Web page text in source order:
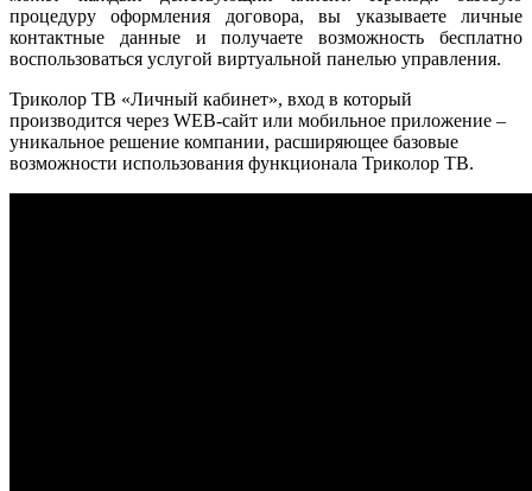
процедуру оформления договора, вы указываете личные
контактные данные и получаете возможность бесплатно
воспользоваться услугой виртуальной панелью управления.
Триколор ТВ «Личный кабинет», вход в который
производится через WEB-сайт или мобильное приложение –
уникальное решение компании, расширяющее базовые
возможности использования функционала Триколор ТВ.